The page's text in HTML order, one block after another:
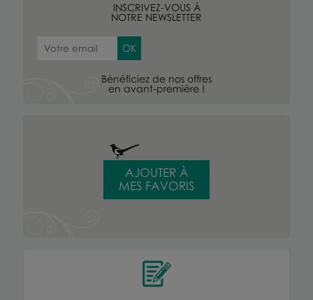
INSCRIVEZ-VOUS À
NOTRE NEWSLETTER
Bénéficiez de nos offres
en avant-première !
AJOUTER À
MES FAVORIS